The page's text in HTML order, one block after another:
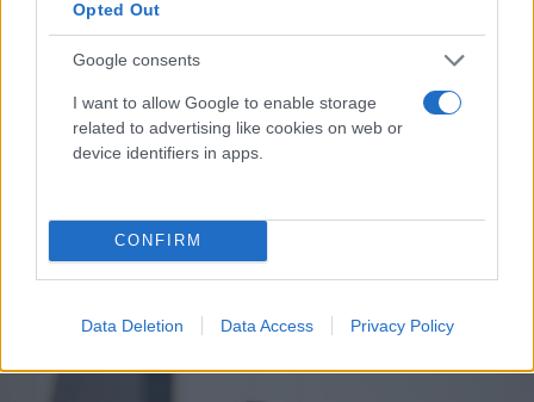
Opted Out
Google consents
I want to allow Google to enable storage
related to advertising like cookies on web or
device identifiers in apps.
CONFIRM
Data Deletion Data Access Privacy Policy
12.06.2026 13:20
Σπύρος
Μουρελάτος